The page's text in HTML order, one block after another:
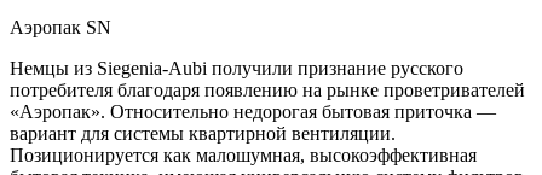
Аэропак SN
Немцы из Siegenia-Aubi получили признание русского
потребителя благодаря появлению на рынке проветривателей
«Аэропак». Относительно недорогая бытовая приточка —
вариант для системы квартирной вентиляции.
Позиционируется как малошумная, высокоэффективная